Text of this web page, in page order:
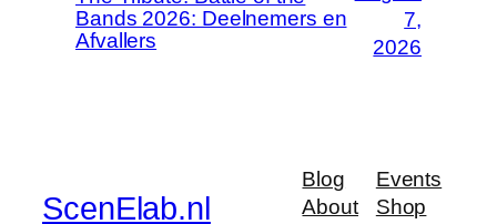
Bands 2026: Deelnemers en
Afvallers
7,
2026
ScenElab.nl
Blog
About
Events
Shop